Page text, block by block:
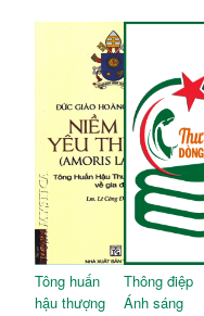
Tông huấn
hậu thượng
Thông điệp
Ánh sáng